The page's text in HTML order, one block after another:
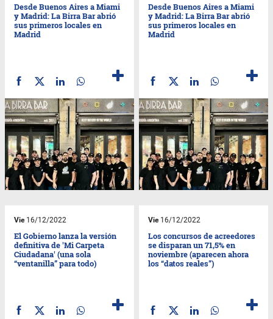
Desde Buenos Aires a Miami
y Madrid: La Birra Bar abrió
sus primeros locales en
Madrid
Desde Buenos Aires a Miami
y Madrid: La Birra Bar abrió
sus primeros locales en
Madrid
Vie16/12/2022
El Gobierno lanza la versión
definitiva de 'Mi Carpeta
Ciudadana' (una sola
“ventanilla” para todo)
Vie16/12/2022
Los concursos de acreedores
se disparan un 71,5% en
noviembre (aparecen ahora
los “datos reales”)